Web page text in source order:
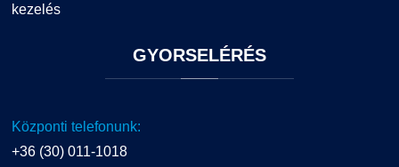
kezelés
GYORSELÉRÉS
Központi telefonunk:
+36 (30) 011-1018